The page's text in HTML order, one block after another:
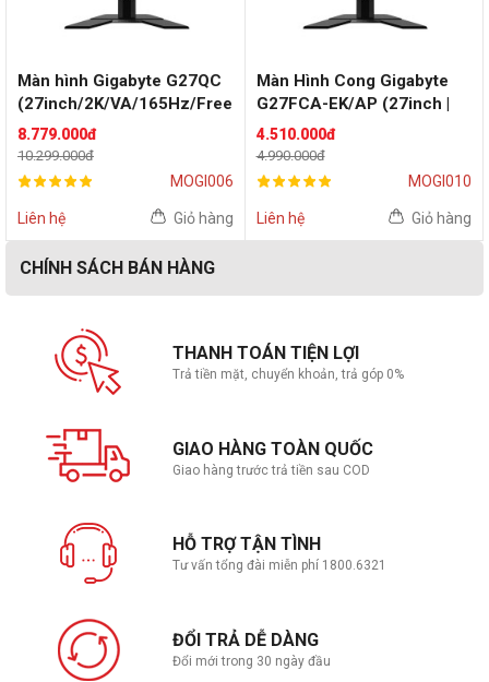
Màn hình Gigabyte G27QC
(27inch/2K/VA/165Hz/Free
Sync/G-Sync)
8.779.000đ
10.299.000đ
MOGI006
Liên hệ Giỏ hàng
Màn Hình Cong Gigabyte
G27FCA-EK/AP (27inch |
VA | FHD | 165Hz |
FreeSync, G-Sync)
4.510.000đ
4.990.000đ
MOGI010
Liên hệ Giỏ hàng
CHÍNH SÁCH BÁN HÀNG
THANH TOÁN TIỆN LỢI
Trả tiền mặt, chuyển khoản, trả góp 0%
GIAO HÀNG TOÀN QUỐC
Giao hàng trước trả tiền sau COD
HỖ TRỢ TẬN TÌNH
Tư vấn tổng đài miễn phí 1800.6321
ĐỔI TRẢ DỄ DÀNG
Đổi mới trong 30 ngày đầu